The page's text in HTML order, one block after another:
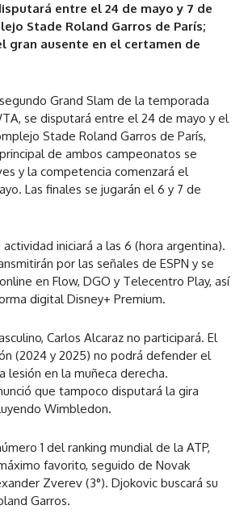
entre el 24 de mayo y 7 de
Stade Roland Garros de París;
gran ausente en el certamen de
Grand Slam de la temporada
se disputará entre el 24 de mayo y el
Stade Roland Garros de París,
de ambos campeonatos se
y la competencia comenzará el
Las finales se jugarán el 6 y 7 de
actividad iniciará a las 6 (hora argentina).
por las señales de ESPN y se
en Flow, DGO y Telecentro Play, así
digital Disney+ Premium.
Carlos Alcaraz no participará. El
(2024 y 2025) no podrá defender el
lesión en la muñeca derecha.
que tampoco disputará la gira
Wimbledon.
1 del ranking mundial de la ATP,
favorito, seguido de Novak
Zverev (3°). Djokovic buscará su
Garros.